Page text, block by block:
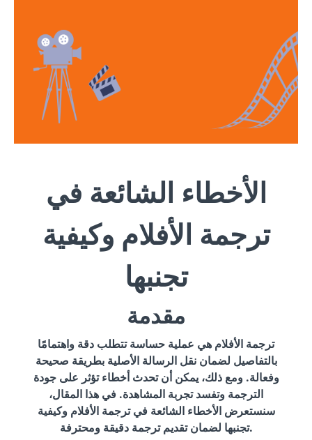
الأخطاء الشائعة في
ترجمة الأفلام وكيفية
تجنبها
مقدمة
ترجمة الأفلام هي عملية حساسة تتطلب دقة واهتمامًا
بالتفاصيل لضمان نقل الرسالة الأصلية بطريقة صحيحة
وفعالة. ومع ذلك، يمكن أن تحدث أخطاء تؤثر على جودة
الترجمة وتفسد تجربة المشاهدة. في هذا المقال،
سنستعرض الأخطاء الشائعة في ترجمة الأفلام وكيفية
تجنبها لضمان تقديم ترجمة دقيقة ومحترفة.